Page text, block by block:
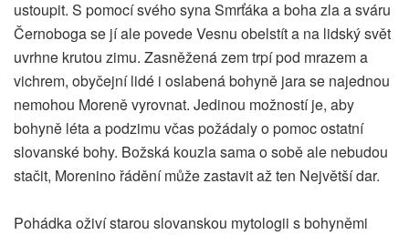
ustoupit. S pomocí svého syna Smrťáka a boha zla a sváru
Černoboga se jí ale povede Vesnu obelstít a na lidský svět
uvrhne krutou zimu. Zasněžená zem trpí pod mrazem a
vichrem, obyčejní lidé i oslabená bohyně jara se najednou
nemohou Moreně vyrovnat. Jedinou možností je, aby
bohyně léta a podzimu včas požádaly o pomoc ostatní
slovanské bohy. Božská kouzla sama o sobě ale nebudou
stačit, Morenino řádění může zastavit až ten Největší dar.
Pohádka oživí starou slovanskou mytologii s bohyněmi